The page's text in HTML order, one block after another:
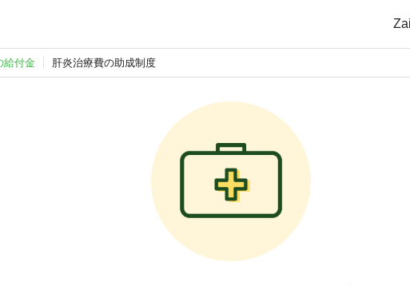
給付金 肝炎治療費の助成制度